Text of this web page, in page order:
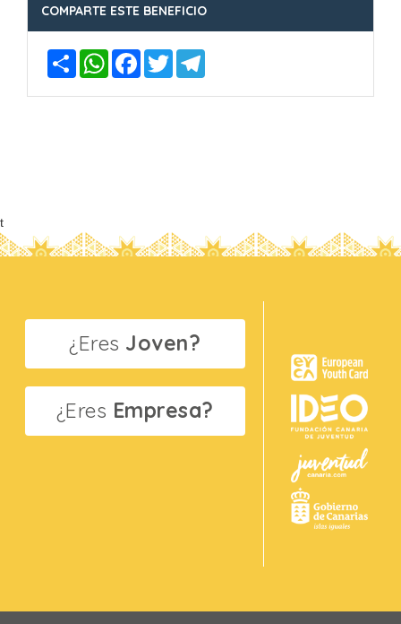
COMPARTE ESTE BENEFICIO
CompartirWhatsAppFacebook
Twitter
t
¿Eres Joven?
¿Eres Empresa?